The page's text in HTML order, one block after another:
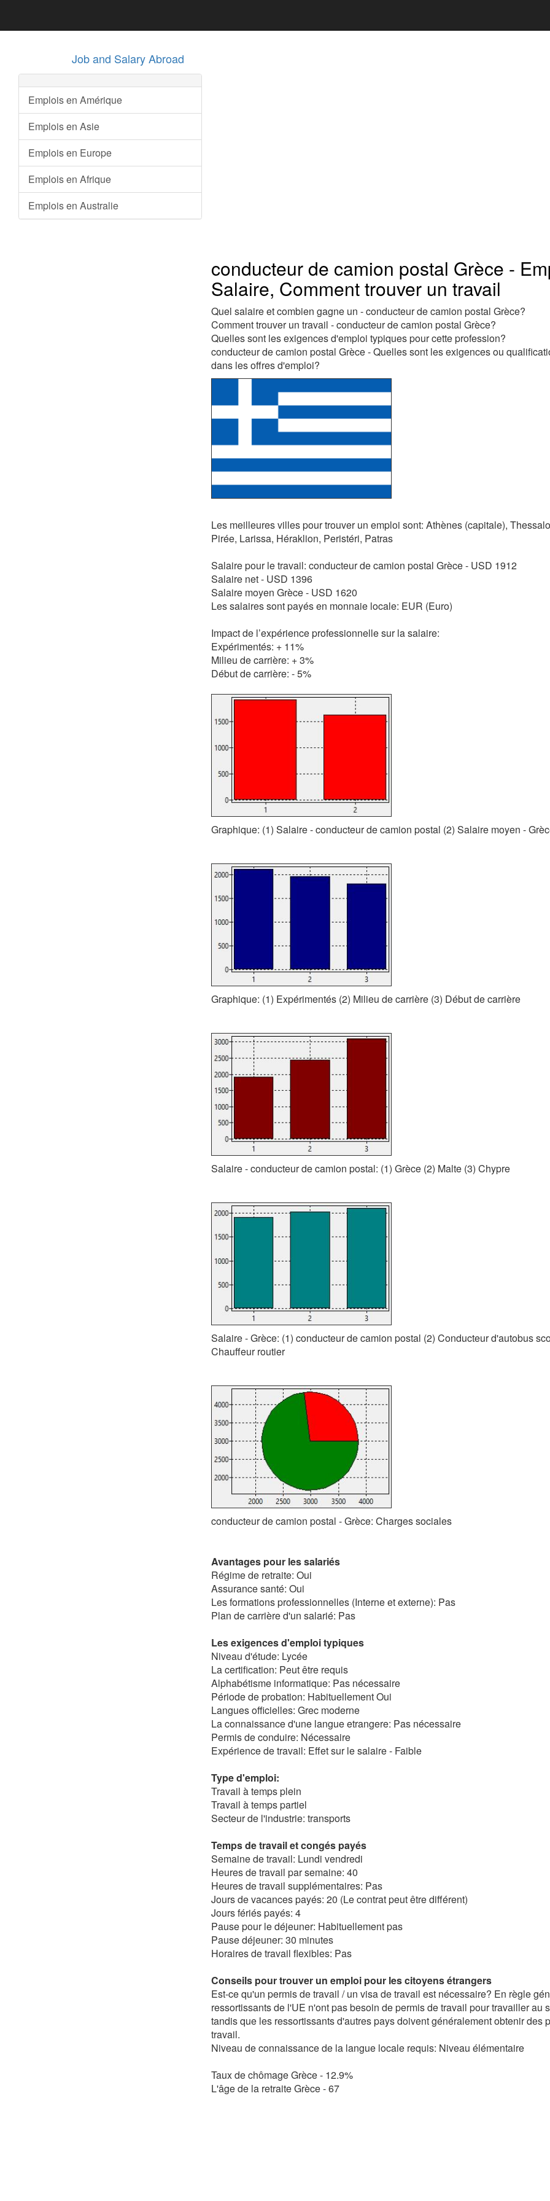
Job and Salary Abroad
Emplois en Amérique
Emplois en Asie
Emplois en Europe
Emplois en Afrique
Emplois en Australie
conducteur de camion postal Grèce -
Salaire, Comment trouver un travail
Quel salaire et combien gagne un - conducteur de camion postal Grèce?
Comment trouver un travail - conducteur de camion postal Grèce?
Quelles sont les exigences d'emploi typiques pour cette profession?
conducteur de camion postal Grèce - Quelles sont les exigences ou
dans les offres d'emploi?
Les meilleures villes pour trouver un emploi sont: Athènes (capitale),
Pirée, Larissa, Héraklion, Peristéri‎, Patras
Salaire pour le travail: conducteur de camion postal Grèce - USD 1912
Salaire net - USD 1396
Salaire moyen Grèce - USD 1620
Les salaires sont payés en monnaie locale: EUR (Euro)
Impact de l’expérience professionnelle sur la salaire:
Expérimentés: + 11%
Milieu de carrière: + 3%
Début de carrière: - 5%
Graphique: (1) Salaire - conducteur de camion postal (2) Salaire moyen -
Graphique: (1) Expérimentés (2) Milieu de carrière (3) Début de carrière
Salaire - conducteur de camion postal: (1) Grèce (2) Malte (3) Chypre
Salaire - Grèce: (1) conducteur de camion postal (2) Conducteur d'autobus
Chauffeur routier
conducteur de camion postal - Grèce: Charges sociales
Avantages pour les salariés
Régime de retraite: Oui
Assurance santé: Oui
Les formations professionnelles (Interne et externe): Pas
Plan de carrière d'un salarié: Pas
Les exigences d'emploi typiques
Niveau d'étude: Lycée
La certification: Peut être requis
Alphabétisme informatique: Pas nécessaire
Période de probation: Habituellement Oui
Langues officielles: Grec moderne
La connaissance d'une langue etrangere: Pas nécessaire
Permis de conduire: Nécessaire
Expérience de travail: Effet sur le salaire - Faible
Type d'emploi:
Travail à temps plein
Travail à temps partiel
Secteur de l'industrie: transports
Temps de travail et congés payés
Semaine de travail: Lundi vendredi
Heures de travail par semaine: 40
Heures de travail supplémentaires: Pas
Jours de vacances payés: 20 (Le contrat peut être différent)
Jours fériés payés: 4
Pause pour le déjeuner: Habituellement pas
Pause déjeuner: 30 minutes
Horaires de travail flexibles: Pas
Conseils pour trouver un emploi pour les citoyens étrangers
Est-ce qu'un permis de travail / un visa de travail est nécessaire? En règle
ressortissants de l'UE n'ont pas besoin de permis de travail pour travailler au
tandis que les ressortissants d'autres pays doivent généralement obtenir des
travail.
Niveau de connaissance de la langue locale requis: Niveau élémentaire
Taux de chômage Grèce - 12.9%
L'âge de la retraite Grèce - 67